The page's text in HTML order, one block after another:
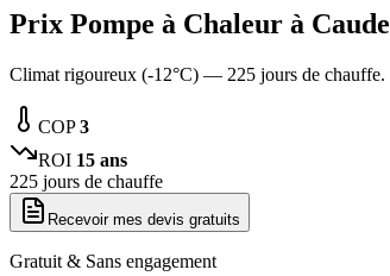
Prix Pompe à Chaleur à
Climat rigoureux (-12°C) — 225 jours de chauffe.
COP3
ROI 15 ans
225 jours de chauffe
Recevoir mes devis gratuits
Gratuit & Sans engagement